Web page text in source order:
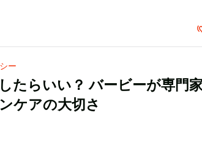
ー
たらいい？ バービーが専門
ケアの大切さ